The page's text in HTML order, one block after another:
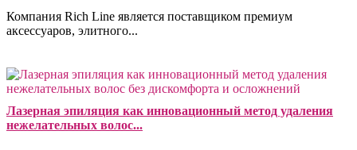
Компания Rich Line является поставщиком премиум
аксессуаров, элитного...
Лазерная эпиляция как инновационный метод удаления
нежелательных волос...